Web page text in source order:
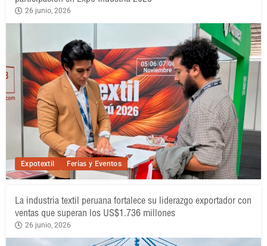
Expotextil Ferias y Eventos
26 junio, 2026
La industria textil peruana fortalece su liderazgo exportador con
ventas que superan los US$1.736 millones
26 junio, 2026